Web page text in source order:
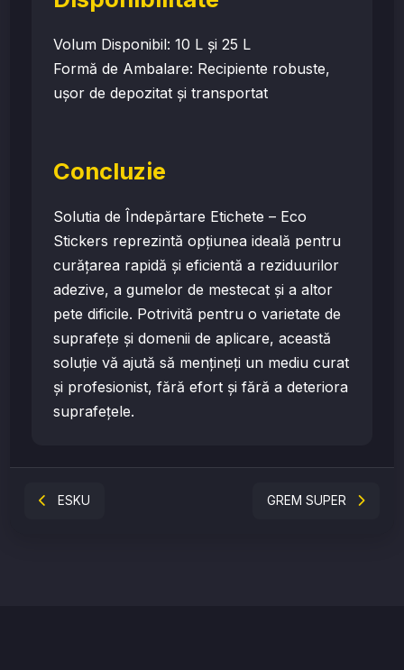
Volum Disponibil: 10 L și 25 L
Formă de Ambalare: Recipiente robuste,
ușor de depozitat și transportat
Concluzie
Solutia de Îndepărtare Etichete – Eco
Stickers reprezintă opțiunea ideală pentru
curățarea rapidă și eficientă a reziduurilor
adezive, a gumelor de mestecat și a altor
pete dificile. Potrivită pentru o varietate de
suprafețe și domenii de aplicare, această
soluție vă ajută să mențineți un mediu curat
și profesionist, fără efort și fără a deteriora
suprafețele.
ESKU GREM SUPER